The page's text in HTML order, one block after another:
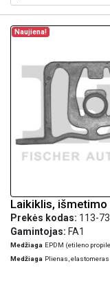
Naujiena!
Laikiklis,
Prekės kodas: 113-
Gamintojas: FA1
Medžiaga EPDM (etileno
Medžiaga Plienas, elastomeras